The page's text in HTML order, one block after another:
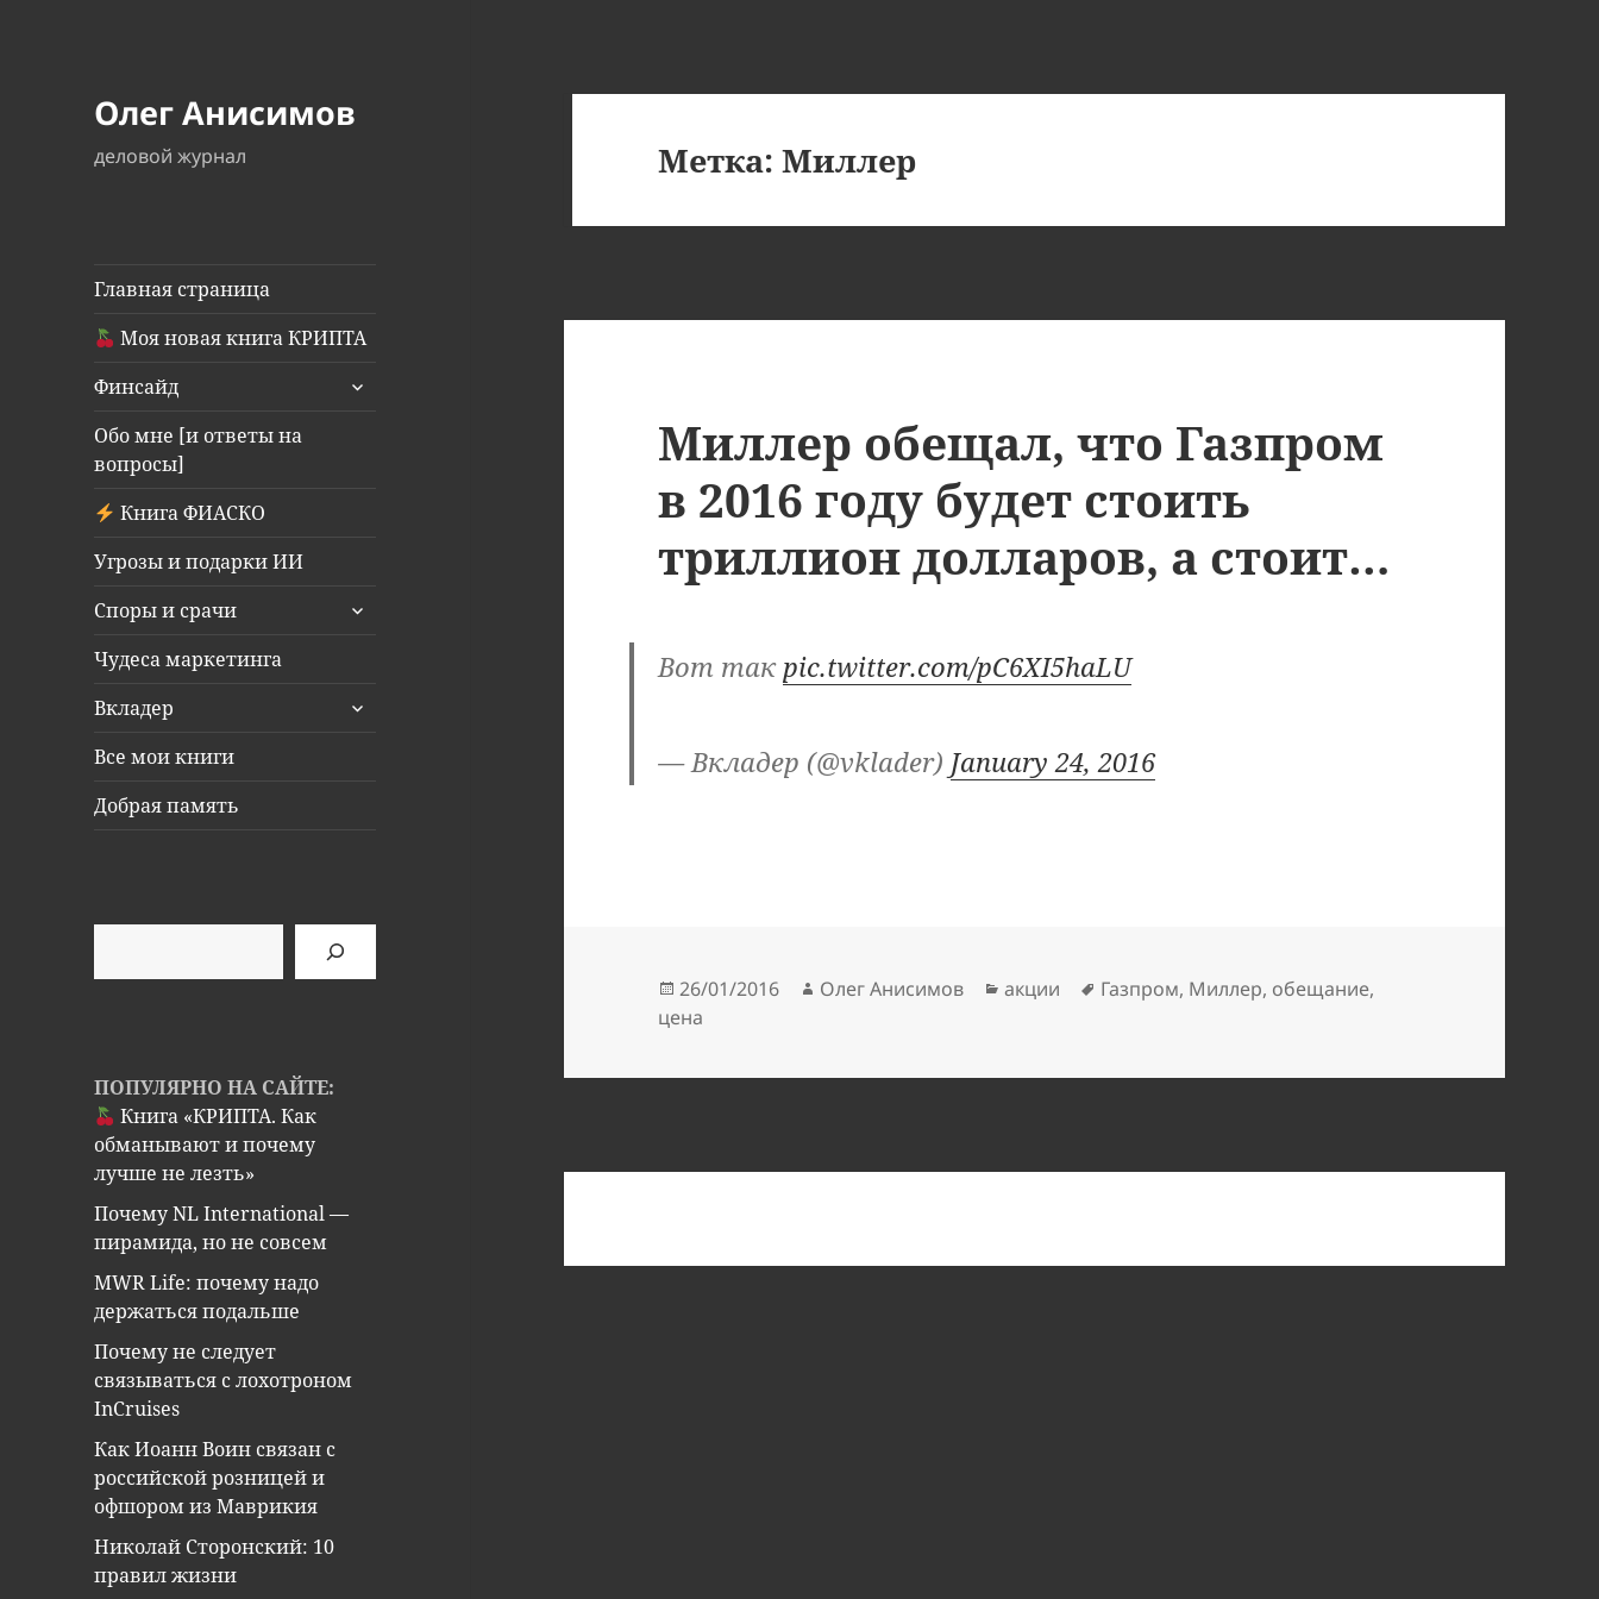
Олег Анисимов
деловой журнал
Главная страница
Моя новая книга КРИПТА
Финсайд
раскрыть
Обо мне [и ответы на
вопросы]
Книга ФИАСКО
Угрозы и подарки ИИ
Споры и срачи
раскрыть
Чудеса маркетинга
Вкладер
раскрыть
Все мои книги
Добрая память
ПОПУЛЯРНО НА САЙТЕ:
Книга «КРИПТА. Как
обманывают и почему
лучше не лезть»
Почему NL International —
пирамида, но не совсем
MWR Life: почему надо
держаться подальше
Почему не следует
связываться с лохотроном
InCruises
Как Иоанн Воин связан с
российской розницей и
офшором из Маврикия
Николай Сторонский: 10
правил жизни
Метка:Миллер
Миллер обещал, что Газпром
в 2016 году будет стоить
триллион долларов, а стоит…
Вот так pic.twitter.com/pC6XI5haLU
— Вкладер (@vklader) January 24, 2016
Опубликовано
26/01/2016 Автор
Олег Анисимов Рубрики
акции Метки
Газпром, Миллер, обещание,
цена